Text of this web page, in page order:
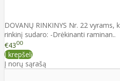
DOVANŲ RINKINYS Nr. 22
rinkinį sudaro: -Drėkinanti raminan..
€4300
Į krepšelį
Į norų sąrašą